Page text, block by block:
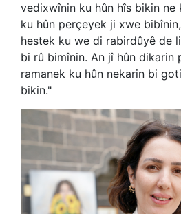
vedixwînin ku hûn hîs bikin ne
ku hûn perçeyek ji xwe
hestek ku we di rabirdûyê de
bi rû bimînin. An jî hûn dikarin
ramanek ku hûn nekarin bi
bikin."